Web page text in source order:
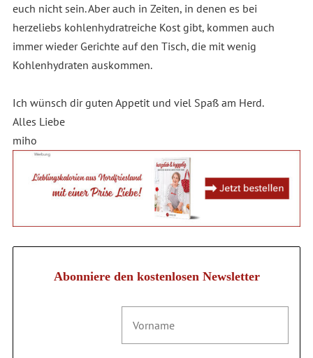
euch nicht sein. Aber auch in Zeiten, in denen es bei
herzeliebs kohlenhydratreiche Kost gibt, kommen auch
immer wieder Gerichte auf den Tisch, die mit wenig
Kohlenhydraten auskommen.
Ich wünsch dir guten Appetit und viel Spaß am Herd.
Alles Liebe
miho
Abonniere den kostenlosen Newsletter